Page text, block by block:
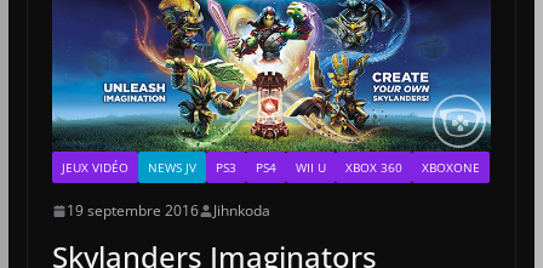
JEUX VIDÉO NEWS JV PS3 PS4 WII U XBOX 360 XBOXONE
19 septembre 2016 Jihnkoda
Skylanders Imaginators